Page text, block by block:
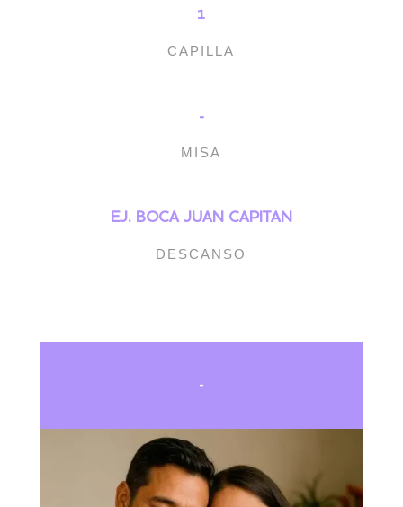
1
CAPILLA
-
MISA
EJ. BOCA JUAN CAPITAN
DESCANSO
-